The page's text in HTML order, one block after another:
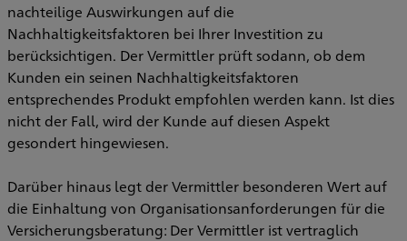
nachteilige Auswirkungen auf die
Nachhaltigkeitsfaktoren bei Ihrer Investition zu
berücksichtigen. Der Vermittler prüft sodann, ob dem
Kunden ein seinen Nachhaltigkeitsfaktoren
entsprechendes Produkt empfohlen werden kann. Ist dies
nicht der Fall, wird der Kunde auf diesen Aspekt
gesondert hingewiesen.
Darüber hinaus legt der Vermittler besonderen Wert auf
die Einhaltung von Organisationsanforderungen für die
Versicherungsberatung: Der Vermittler ist vertraglich